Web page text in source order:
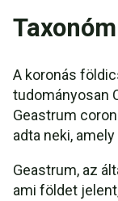
A koronás
tudományosan
Geastrum
adta neki,
Geastrum, az
ami földet